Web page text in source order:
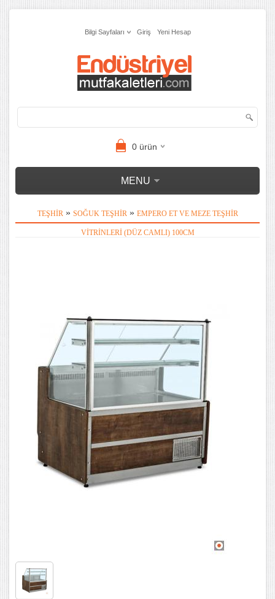
Bilgi Sayfaları Giriş Yeni Hesap
0ürün
MENU
TEŞHIR » SOĞUK TEŞHIR » EMPERO ET VE MEZE TEŞHIR
VITRINLERI (DÜZ CAMLI) 100CM